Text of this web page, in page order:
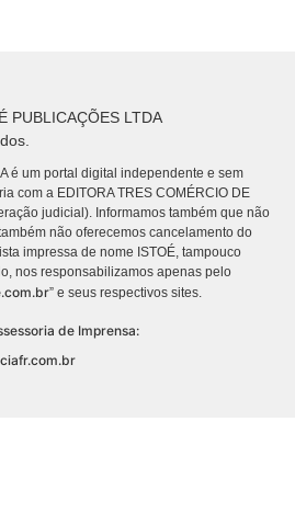
PUBLICAÇÕES LTDA
é um portal digital independente e sem
com a EDITORA TRES COMÉRCIO DE
judicial). Informamos também que não
não oferecemos cancelamento do
impressa de nome ISTOÉ, tampouco
nos responsabilizamos apenas pelo
” e seus respectivos sites.
de Imprensa: